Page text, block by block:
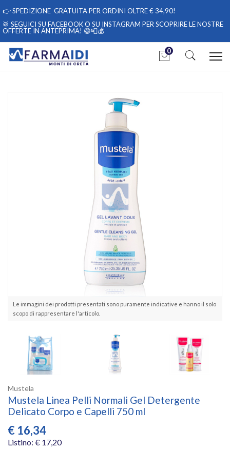
👉SPEDIZIONE GRATUITA PER ORDINI OLTRE € 34,90!
🥁 SEGUICI SU FACEBOOKO SU INSTAGRAM PER SCOPRIRE LE NOSTRE
OFFERTE IN ANTEPRIMA! 😄📮💰
0
Igiene e cura del bambino
Mustela Linea Pelli Normali Gel Detergente Delicato Corpo e
Capelli 750 ml
Le immagini dei prodotti presentati sono puramente indicative e hanno il solo
scopo di rappresentare l'articolo.
Mustela
Mustela Linea Pelli Normali Gel Detergente
Delicato Corpo e Capelli 750 ml
€ 16,34
Listino: € 17,20